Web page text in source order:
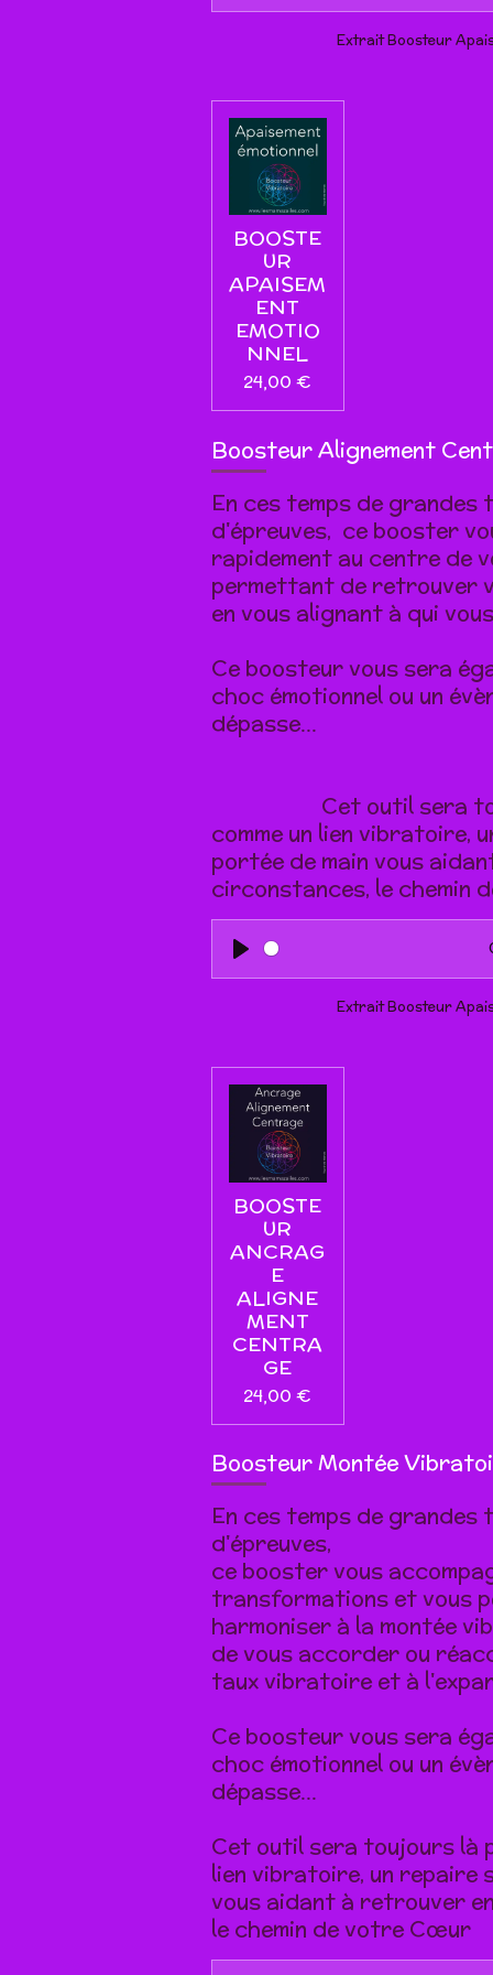
P
Extrait Boosteur
BOOSTE
UR
APAISEM
ENT
EMOTIO
NNEL
24,00 €
Boosteur Alignement
En ces temps de
d'épreuves, ce booster
rapidement au centre de
permettant de retrouver
en vous alignant à qui
Ce boosteur vous sera
choc émotionnel ou un
dépasse...
Cet outil sera
comme un lien vibratoire,
portée de main vous
circonstances, le chemin
P
Extrait Boosteur
BOOSTE
UR
ANCRAG
E
ALIGNE
MENT
CENTRA
GE
24,00 €
Boosteur Montée
En ces temps de
d'épreuves,
ce booster vous
transformations et vous
harmoniser à la montée
de vous accorder ou
taux vibratoire et à
Ce boosteur vous sera
choc émotionnel ou un
dépasse...
Cet outil sera toujours là
lien vibratoire, un repaire
vous aidant à retrouver
le chemin de votre Cœur